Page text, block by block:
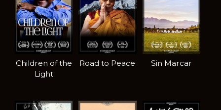
Children of the
Light
Road to Peace Sin Marcar